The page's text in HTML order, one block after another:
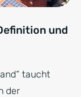
und
taucht
der